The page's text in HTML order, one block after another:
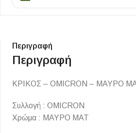
Περιγραφή
Περιγραφή
ΚΡΙΚΟΣ – OMICRON – ΜΑΥΡΟ
Συλλογή : OMICRON
Χρώμα : ΜΑΥΡΟ ΜΑΤ